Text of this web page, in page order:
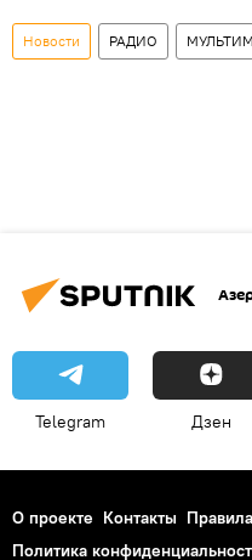
Новости РАДИО
Telegram Дзен
О проекте Контакты
Политика